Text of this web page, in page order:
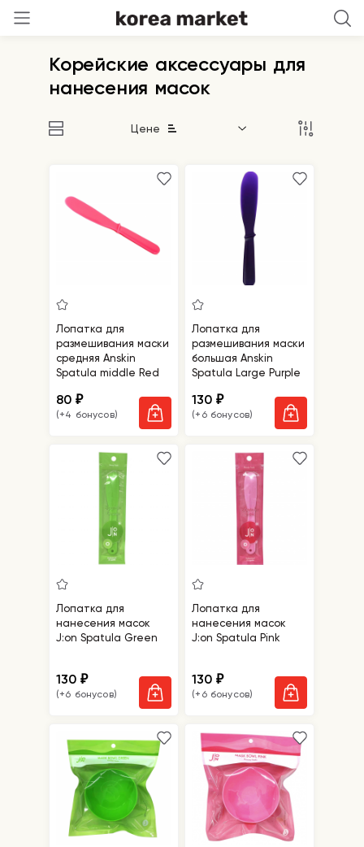
Корейские аксессуары для
нанесения масок
Цене
Лопатка для
размешивания маски
средняя Anskin
Spatula middle Red
80₽
(+4 бонусов)
Лопатка для
размешивания маски
большая Anskin
Spatula Large Purple
130₽
(+6 бонусов)
Лопатка для
нанесения масок
J:on Spatula Green
130₽
(+6 бонусов)
Лопатка для
нанесения масок
J:on Spatula Pink
130₽
(+6 бонусов)